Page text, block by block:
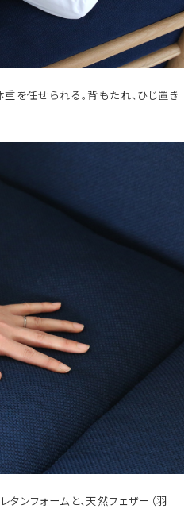
を任せられる。背もたれ、ひじ置き
ンフォームと、天然フェザー（羽